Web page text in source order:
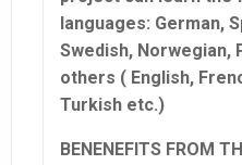
languages: German,
Swedish, Norwegian,
others ( English,
Turkish etc.)
BENENEFITS FROM